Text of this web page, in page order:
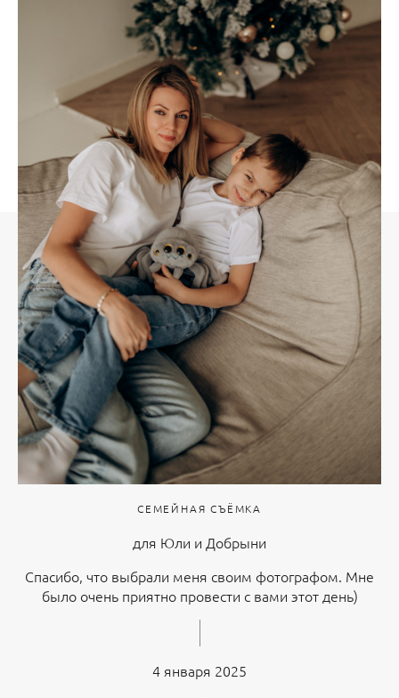
СЕМЕЙНАЯ СЪЁМКА
для Юли и Добрыни
Спасибо, что выбрали меня своим фотографом. Мне
было очень приятно провести с вами этот день)
4 января 2025